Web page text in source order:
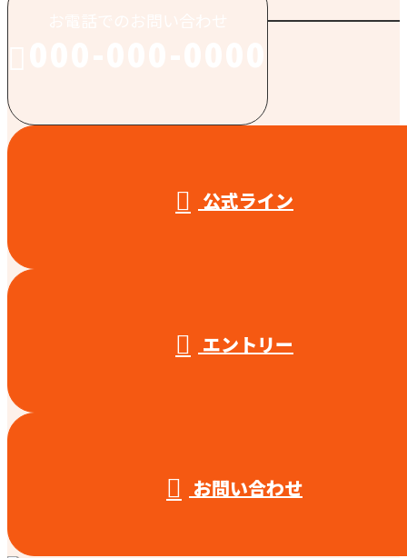
公式ライン
エントリー
お問い合わせ